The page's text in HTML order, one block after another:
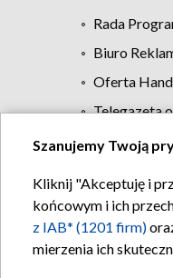
Rada
Biuro
Oferta
Telegazeta
Szanujemy Twoją
Kliknij "Akceptuję i
końcowym i ich
z IAB* (1201 firm)
mierzenia ich